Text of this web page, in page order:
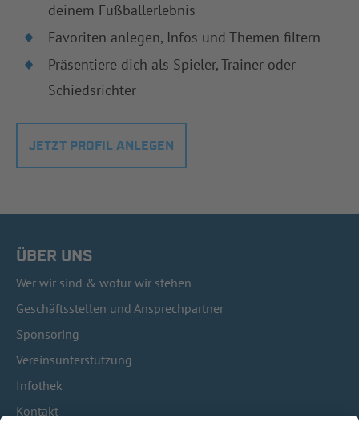
deinem Fußballerlebnis
Favoriten anlegen, Infos und Themen filtern
Präsentiere dich als Spieler, Trainer oder
Schiedsrichter
JETZT PROFIL ANLEGEN
ÜBER UNS
Wer wir sind & wofür wir stehen
Geschäftsstellen und Ansprechpartner
Sponsoring
Vereinsunterstützung
Infothek
Kontakt